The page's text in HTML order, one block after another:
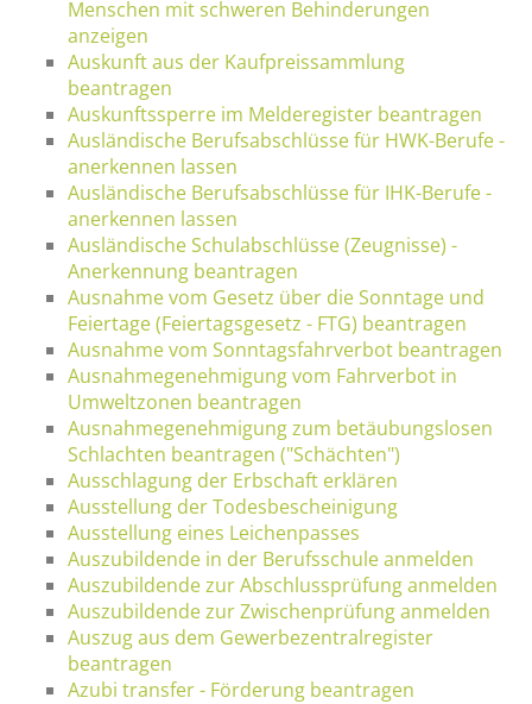
Menschen mit schweren Behinderungen
anzeigen
Auskunft aus der Kaufpreissammlung
beantragen
Auskunftssperre im Melderegister beantragen
Ausländische Berufsabschlüsse für HWK-Berufe -
anerkennen lassen
Ausländische Berufsabschlüsse für IHK-Berufe -
anerkennen lassen
Ausländische Schulabschlüsse (Zeugnisse) -
Anerkennung beantragen
Ausnahme vom Gesetz über die Sonntage und
Feiertage (Feiertagsgesetz - FTG) beantragen
Ausnahme vom Sonntagsfahrverbot beantragen
Ausnahmegenehmigung vom Fahrverbot in
Umweltzonen beantragen
Ausnahmegenehmigung zum betäubungslosen
Schlachten beantragen ("Schächten")
Ausschlagung der Erbschaft erklären
Ausstellung der Todesbescheinigung
Ausstellung eines Leichenpasses
Auszubildende in der Berufsschule anmelden
Auszubildende zur Abschlussprüfung anmelden
Auszubildende zur Zwischenprüfung anmelden
Auszug aus dem Gewerbezentralregister
beantragen
Azubi transfer - Förderung beantragen